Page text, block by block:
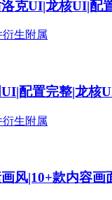
克UI|龙核UI|配
衍生附属
配置完整|龙核
衍生附属
风|10+款内容画